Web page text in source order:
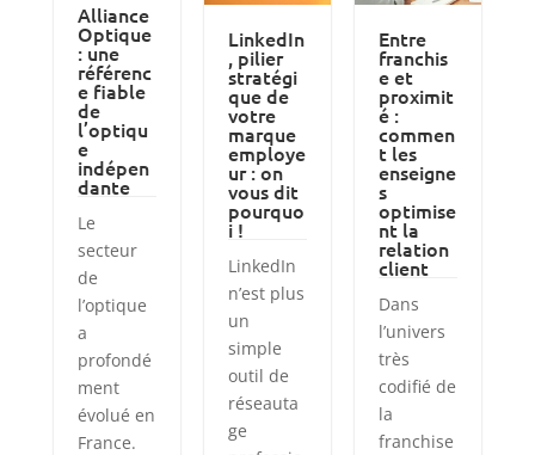
Alliance
Optique
: une
référenc
e fiable
de
l’optiqu
e
indépen
dante
Le
secteur
de
l’optique
a
profondé
ment
évolué en
France.
LinkedIn
, pilier
stratégi
que de
votre
marque
employe
ur : on
vous dit
pourquo
i !
LinkedIn
n’est plus
un
simple
outil de
réseauta
ge
Entre
franchis
e et
proximit
é :
commen
t les
enseigne
s
optimise
nt la
relation
client
Dans
l’univers
très
codifié de
la
franchise